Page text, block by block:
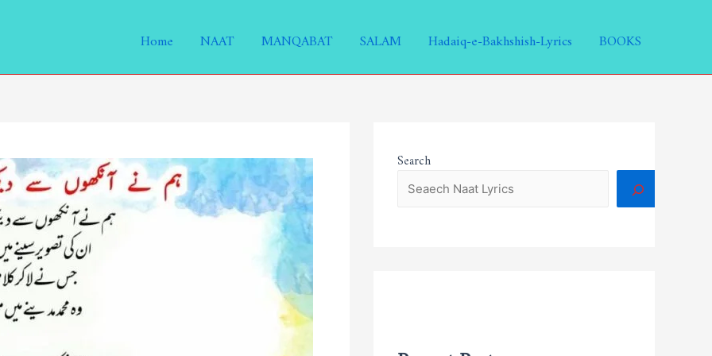
Home NAAT MANQABAT SALAM Hadaiq-e-Bakhshish-Lyrics BOOKS
Search